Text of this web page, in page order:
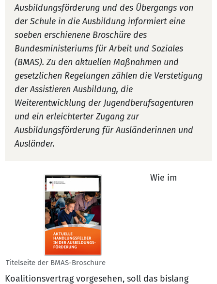
Ausbildungsförderung und des Übergangs von
der Schule in die Ausbildung informiert eine
soeben erschienene Broschüre des
Bundesministeriums für Arbeit und Soziales
(BMAS). Zu den aktuellen Maßnahmen und
gesetzlichen Regelungen zählen die Verstetigung
der Assistieren Ausbildung, die
Weiterentwicklung der Jugendberufsagenturen
und ein erleichterter Zugang zur
Ausbildungsförderung für Ausländerinnen und
Ausländer.
Titelseite der BMAS-Broschüre
Wie im
Koalitionsvertrag vorgesehen, soll das bislang